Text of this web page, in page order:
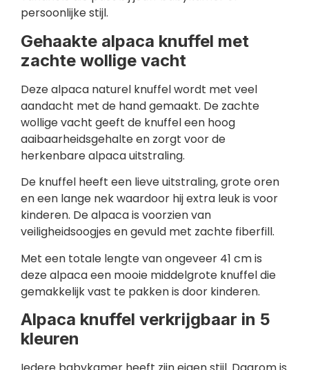
persoonlijke stijl.
Gehaakte alpaca knuffel met
zachte wollige vacht
Deze alpaca naturel knuffel wordt met veel
aandacht met de hand gemaakt. De zachte
wollige vacht geeft de knuffel een hoog
aaibaarheidsgehalte en zorgt voor de
herkenbare alpaca uitstraling.
De knuffel heeft een lieve uitstraling, grote oren
en een lange nek waardoor hij extra leuk is voor
kinderen. De alpaca is voorzien van
veiligheidsoogjes en gevuld met zachte fiberfill.
Met een totale lengte van ongeveer 41 cm is
deze alpaca een mooie middelgrote knuffel die
gemakkelijk vast te pakken is door kinderen.
Alpaca knuffel verkrijgbaar in 5
kleuren